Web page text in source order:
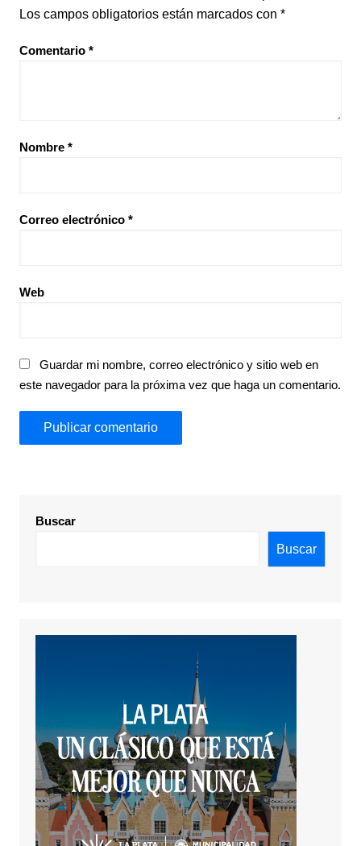
Los campos obligatorios están marcados con *
Comentario *
Nombre *
Correo electrónico *
Web
Guardar mi nombre, correo electrónico y sitio web en
este navegador para la próxima vez que haga un comentario.
Buscar
Buscar